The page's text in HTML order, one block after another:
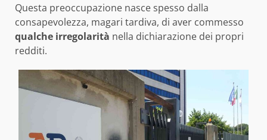
Questa preoccupazione nasce spesso dalla
consapevolezza, magari tardiva, di aver commesso
qualche irregolarità nella dichiarazione dei propri
redditi.